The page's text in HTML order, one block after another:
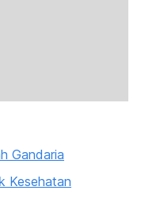
Gandaria
Kesehatan